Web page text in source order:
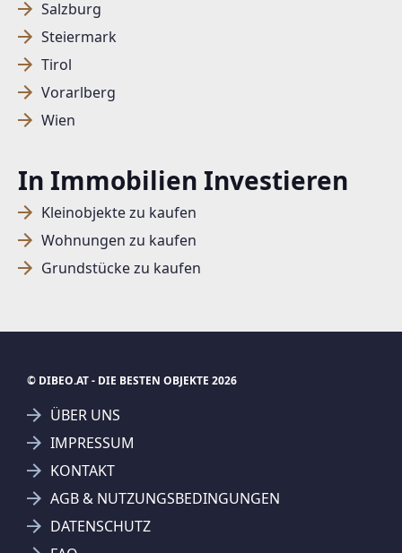
Salzburg
Steiermark
Tirol
Vorarlberg
Wien
In Immobilien Investieren
Kleinobjekte zu kaufen
Wohnungen zu kaufen
Grundstücke zu kaufen
Jetzt Suchagent anlegen
SUCHAGENT ANLEGEN FÜR DIE
AKTUELLEN SUCHKRITERIEN
Dieser Filter wird viele Treffer erzeugen. Bitte setzen
Treffer verfeinern
in denDatenschutzbestimmungen
zu.
© DIBEO.AT - DIE BESTEN OBJEKTE 2026
ÜBER UNS
IMPRESSUM
KONTAKT
AGB & NUTZUNGSBEDINGUNGEN
DATENSCHUTZ